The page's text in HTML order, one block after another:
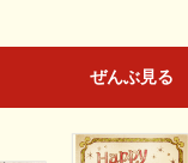
ぜんぶ見る